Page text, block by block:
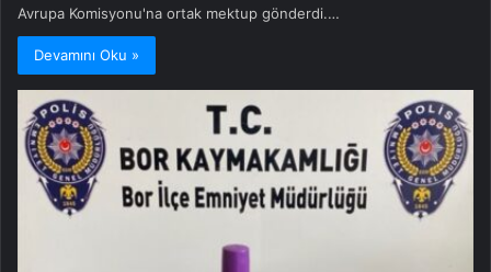
Avrupa Komisyonu'na ortak mektup gönderdi.…
Devamını Oku »